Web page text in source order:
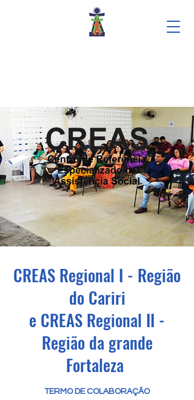
CREAS Regional I - Região
do Cariri
e CREAS Regional II -
Região da grande
Fortaleza
TERMO DE COLABORAÇÃO